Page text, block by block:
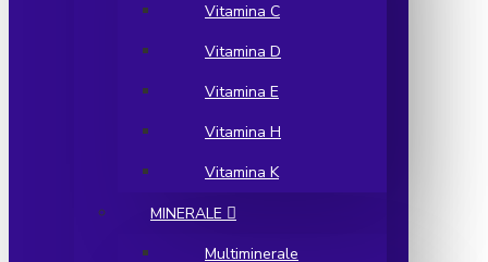
Vitamina C
Vitamina D
Vitamina E
Vitamina H
Vitamina K
MINERALE
Multiminerale